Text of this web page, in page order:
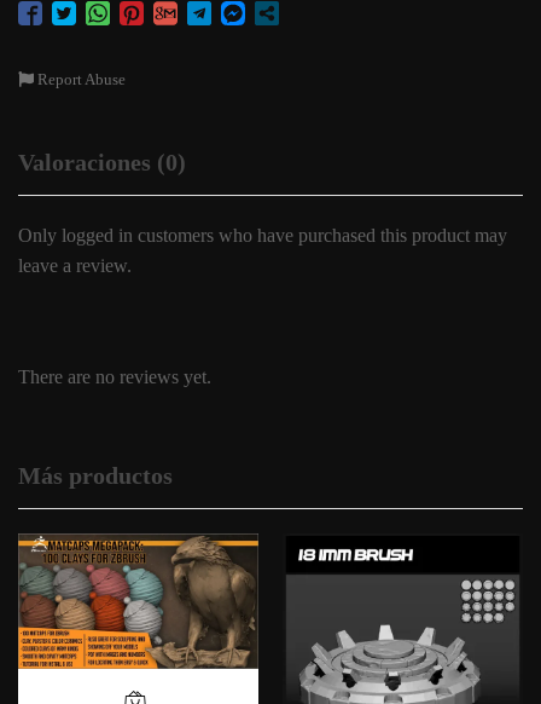
Report Abuse
Valoraciones (0)
Only logged in customers who have purchased this product may
leave a review.
There are no reviews yet.
Más productos